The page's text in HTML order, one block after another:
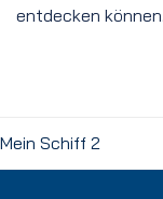
entdecken können.
Mein Schiff 2